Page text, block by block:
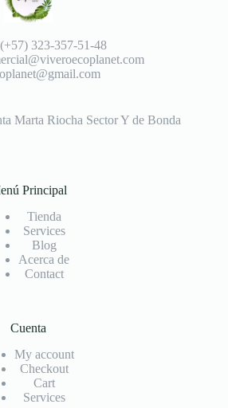
323-357-51-48
Marta Riocha Sector Y de Bonda
Principal
Tienda
Services
Blog
Acerca de
Contact
Cuenta
My account
Checkout
Cart
Services